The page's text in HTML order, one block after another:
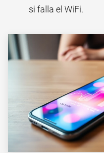
si falla el WiFi.